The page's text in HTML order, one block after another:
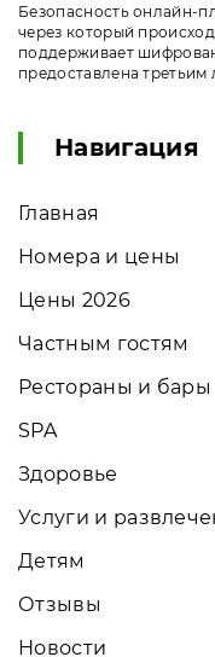
Безопасность онлайн-
через который
поддерживает
предоставлена третьим
Навигация
Главная
Номера и цены
Цены 2026
Частным гостям
Рестораны и бары
SPA
Здоровье
Услуги и
Детям
Отзывы
Новости